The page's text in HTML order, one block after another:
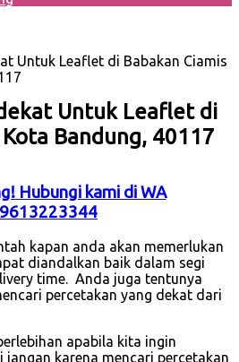
Untuk Leaflet di Babakan Ciamis
Untuk Leaflet di
Bandung, 40117
Hubungi kami di WA
kapan anda akan memerlukan
diandalkan baik dalam segi
time. Anda juga tentunya
percetakan yang dekat dari
apabila kita ingin
karena mencari percetakan